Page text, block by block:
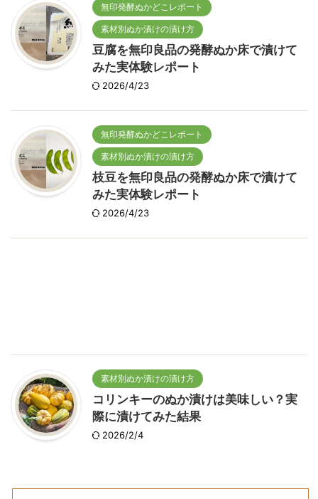
無印発酵ぬかどこレポート
素材別ぬか漬けの漬け方
豆腐を無印良品の発酵ぬか床で漬けて
みた実体験レポート
2026/4/23
無印発酵ぬかどこレポート
素材別ぬか漬けの漬け方
枝豆を無印良品の発酵ぬか床で漬けて
みた実体験レポート
2026/4/23
素材別ぬか漬けの漬け方
コリンキーのぬか漬けは美味しい？実
際に漬けてみた結果
2026/2/4